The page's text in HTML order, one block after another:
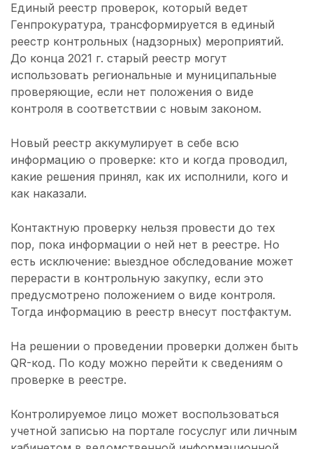
Единый реестр проверок, который ведет
Генпрокуратура, трансформируется в единый
реестр контрольных (надзорных) мероприятий.
До конца 2021 г. старый реестр могут
использовать региональные и муниципальные
проверяющие, если нет положения о виде
контроля в соответствии с новым законом.
Новый реестр аккумулирует в себе всю
информацию о проверке: кто и когда проводил,
какие решения принял, как их исполнили, кого и
как наказали.
Контактную проверку нельзя провести до тех
пор, пока информации о ней нет в реестре. Но
есть исключение: выездное обследование может
перерасти в контрольную закупку, если это
предусмотрено положением о виде контроля.
Тогда информацию в реестр внесут постфактум.
На решении о проведении проверки должен быть
QR-код. По коду можно перейти к сведениям о
проверке в реестре.
Контролируемое лицо может воспользоваться
учетной записью на портале госуслуг или личным